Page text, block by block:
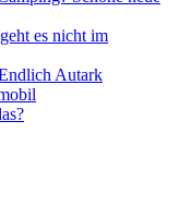
es nicht im
Autark